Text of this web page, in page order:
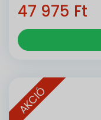
47 975 Ft
AKCIÓ